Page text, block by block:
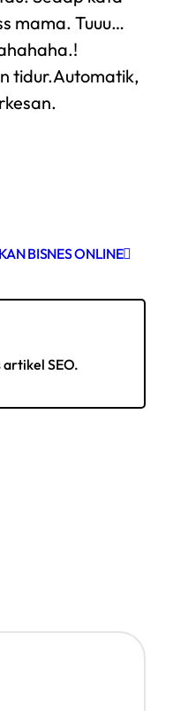
mama. Tuuu…
tidur.Automatik,
BISNES ONLINE
SEO.